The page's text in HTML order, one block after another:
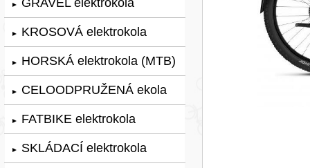
►
► KROSOVÁ elektrokola
► HORSKÁ elektrokola (MTB)
► CELOODPRUŽENÁ ekola
► FATBIKE elektrokola
► SKLÁDACÍ elektrokola